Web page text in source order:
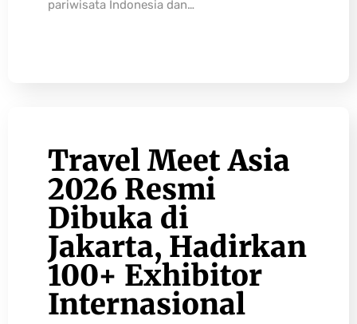
pariwisata Indonesia dan…
Travel Meet Asia
2026 Resmi
Dibuka di
Jakarta, Hadirkan
100+ Exhibitor
Internasional